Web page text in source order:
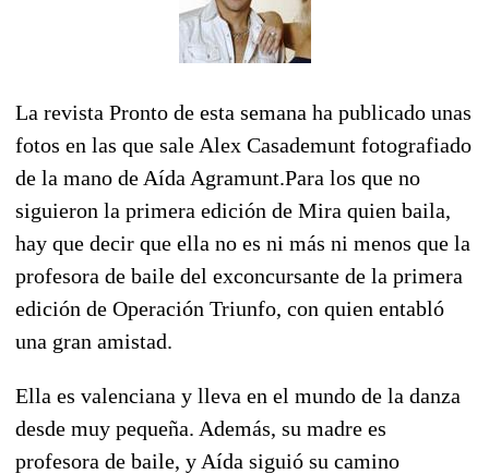
La revista Pronto de esta semana ha publicado unas
fotos en las que sale Alex Casademunt fotografiado
de la mano de Aída Agramunt.Para los que no
siguieron la primera edición de Mira quien baila,
hay que decir que ella no es ni más ni menos que la
profesora de baile del exconcursante de la primera
edición de Operación Triunfo, con quien entabló
una gran amistad.
Ella es valenciana y lleva en el mundo de la danza
desde muy pequeña. Además, su madre es
profesora de baile, y Aída siguió su camino